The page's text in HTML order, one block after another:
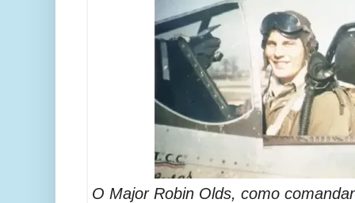
O Major Robin Olds, como